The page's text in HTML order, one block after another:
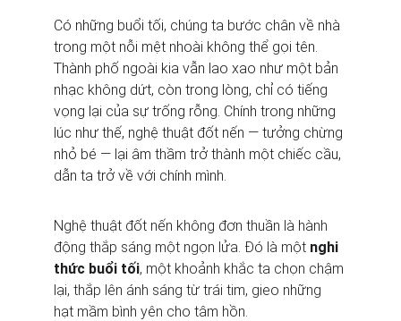
Có những buổi tối, chúng ta bước chân về nhà
trong một nỗi mệt nhoài không thể gọi tên.
Thành phố ngoài kia vẫn lao xao như một bản
nhạc không dứt, còn trong lòng, chỉ có tiếng
vọng lại của sự trống rỗng. Chính trong những
lúc như thế, nghệ thuật đốt nến — tưởng chừng
nhỏ bé — lại âm thầm trở thành một chiếc cầu,
dẫn ta trở về với chính mình.
Nghệ thuật đốt nến không đơn thuần là hành
động thắp sáng một ngọn lửa. Đó là một nghi
thức buổi tối, một khoảnh khắc ta chọn chậm
lại, thắp lên ánh sáng từ trái tim, gieo những
hạt mầm bình yên cho tâm hồn.